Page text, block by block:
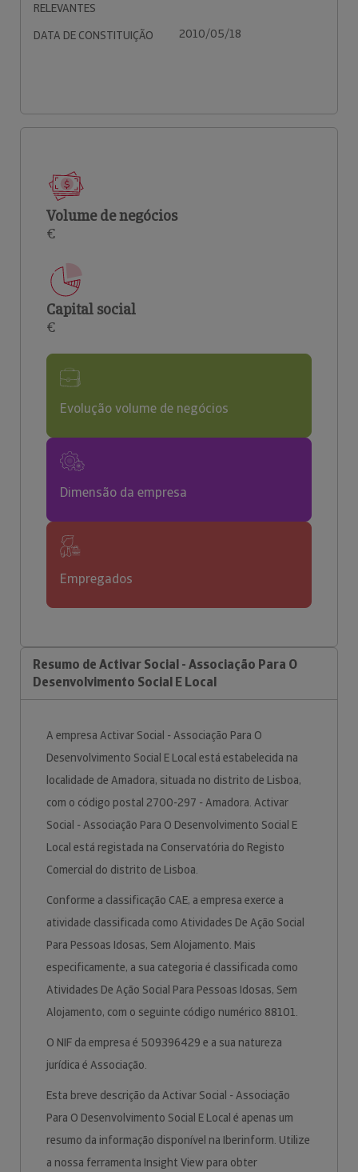
RELEVANTES
DATA DE CONSTITUIÇÃO 2010/05/18
Volume de negócios
€
Capital social
€
Evolução volume de negócios
Dimensão da empresa
Empregados
Resumo de Activar Social - Associação Para O
Desenvolvimento Social E Local
A empresa Activar Social - Associação Para O
Desenvolvimento Social E Local está estabelecida na
localidade de Amadora, situada no distrito de Lisboa,
com o código postal 2700-297 - Amadora. Activar
Social - Associação Para O Desenvolvimento Social E
Local está registada na Conservatória do Registo
Comercial do distrito de Lisboa.
Conforme a classificação CAE, a empresa exerce a
atividade classificada como Atividades De Ação Social
Para Pessoas Idosas, Sem Alojamento. Mais
especificamente, a sua categoria é classificada como
Atividades De Ação Social Para Pessoas Idosas, Sem
Alojamento, com o seguinte código numérico 88101.
O NIF da empresa é 509396429 e a sua natureza
jurídica é Associação.
Esta breve descrição da Activar Social - Associação
Para O Desenvolvimento Social E Local é apenas um
resumo da informação disponível na Iberinform. Utilize
a nossa ferramenta Insight View para obter